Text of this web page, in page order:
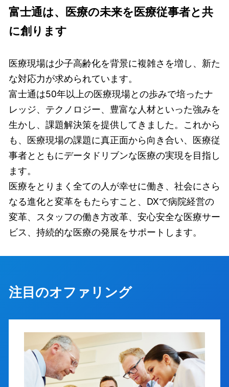
富士通は、医療の未来を医療従事者と共
に創ります
医療現場は少子高齢化を背景に複雑さを増し、新た
な対応力が求められています。
富士通は50年以上の医療現場との歩みで培ったナ
レッジ、テクノロジー、豊富な人材といった強みを
生かし、課題解決策を提供してきました。これから
も、医療現場の課題に真正面から向き合い、医療従
事者とともにデータドリブンな医療の実現を目指し
ます。
医療をとりまく全ての人が幸せに働き、社会にさら
なる進化と変革をもたらすこと、DXで病院経営の
変革、スタッフの働き方改革、安心安全な医療サー
ビス、持続的な医療の発展をサポートします。
注目のオファリング